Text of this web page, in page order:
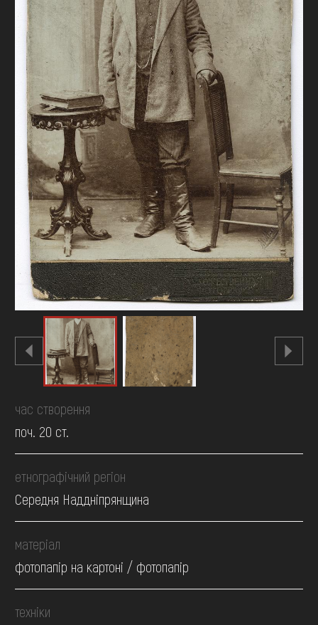
ПІДТРИМАТИ
час створення
поч. 20 ст.
етнографічний регіон
Середня Наддніпрянщина
матеріал
фотопапір на картоні / фотопапір
техніки